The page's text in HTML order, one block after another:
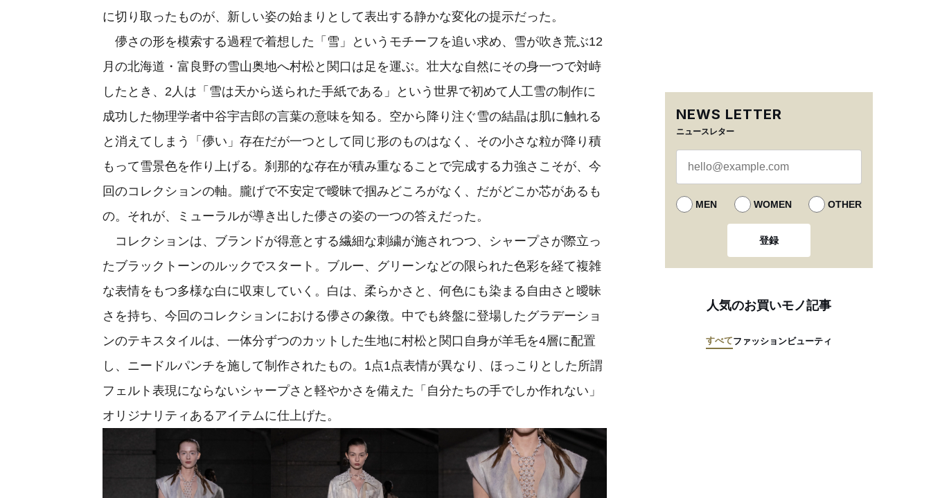
に切り取ったものが、新しい姿の始まりとして表出する静かな変化の提示だった。
儚さの形を模索する過程で着想した「雪」というモチーフを追い求め、雪が吹き荒ぶ12
月の北海道・富良野の雪山奥地へ村松と関口は足を運ぶ。壮大な自然にその身一つで対峙
したとき、2人は「雪は天から送られた手紙である」という世界で初めて人工雪の制作に
成功した物理学者中谷宇吉郎の言葉の意味を知る。空から降り注ぐ雪の結晶は肌に触れる
と消えてしまう「儚い」存在だが一つとして同じ形のものはなく、その小さな粒が降り積
もって雪景色を作り上げる。刹那的な存在が積み重なることで完成する力強さこそが、今
回のコレクションの軸。朧げで不安定で曖昧で掴みどころがなく、だがどこか芯があるも
の。それが、ミューラルが導き出した儚さの姿の一つの答えだった。
コレクションは、ブランドが得意とする繊細な刺繍が施されつつ、シャープさが際立っ
たブラックトーンのルックでスタート。ブルー、グリーンなどの限られた色彩を経て複雑
な表情をもつ多様な白に収束していく。白は、柔らかさと、何色にも染まる自由さと曖昧
さを持ち、今回のコレクションにおける儚さの象徴。中でも終盤に登場したグラデーショ
ンのテキスタイルは、一体分ずつのカットした生地に村松と関口自身が羊毛を4層に配置
し、ニードルパンチを施して制作されたもの。1点1点表情が異なり、ほっこりとした所謂
フェルト表現にならないシャープさと軽やかさを備えた「自分たちの手でしか作れない」
オリジナリティあるアイテムに仕上げた。
NEWS LETTER
ニュースレター
MEN WOMEN OTHER
登録
人気のお買いモノ記事
すべてファッションビューティ